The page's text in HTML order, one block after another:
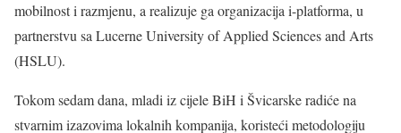
mobilnost i razmjenu, a realizuje ga organizacija i-platforma, u
partnerstvu sa Lucerne University of Applied Sciences and Arts
(HSLU).
Tokom sedam dana, mladi iz cijele BiH i Švicarske radiće na
stvarnim izazovima lokalnih kompanija, koristeći metodologiju